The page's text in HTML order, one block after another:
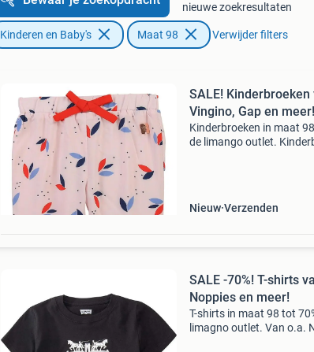
nieuwe zoekresultaten
Kinderen en Baby's Maat 98 Verwijder filters
SALE! Kinderbroeken
Vingino, Gap en meer!
Kinderbroeken in maat
de limango outlet.
Nieuw Verzenden
SALE -70%! T-shirts
Noppies en meer!
T-shirts in maat 98 tot
limagno outlet. Van o.a.